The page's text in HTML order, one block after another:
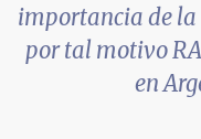
importancia de la
por tal motivo
en